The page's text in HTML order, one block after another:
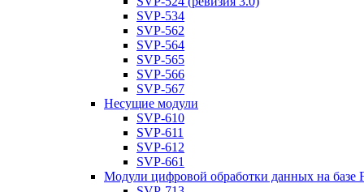
SVP-534
SVP-562
SVP-564
SVP-565
SVP-566
SVP-567
Несущие модули
SVP-610
SVP-611
SVP-612
SVP-661
Модули цифровой обработки данных на базе